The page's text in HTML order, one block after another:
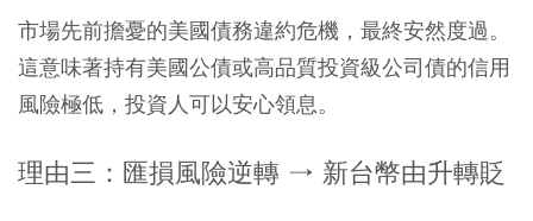
市場先前擔憂的美國債務違約危機，最終安然度過。
這意味著持有美國公債或高品質投資級公司債的信用
風險極低，投資人可以安心領息。
理由三：匯損風險逆轉 → 新台幣由升轉貶